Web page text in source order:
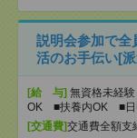
説明会参加で全
活のお手伝い[
[給 与] 無資格未経
OK ■扶養内OK ■日
[交通費]交通費全額支